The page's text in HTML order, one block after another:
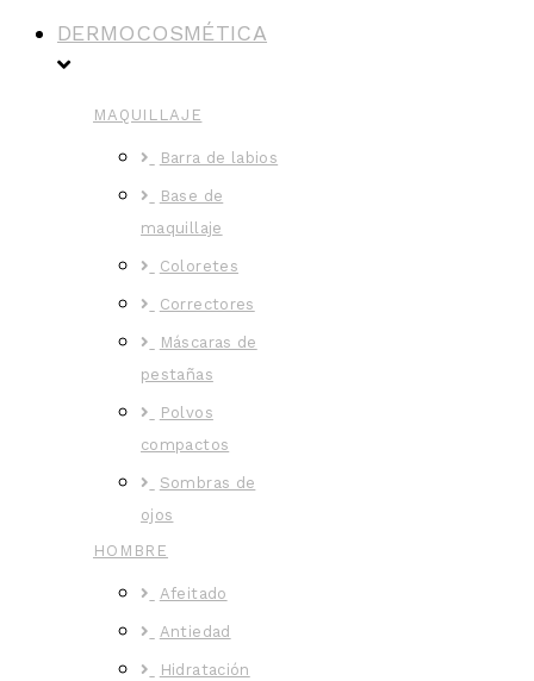
DERMOCOSMÉTICA
MAQUILLAJE
Barra de labios
Base de
maquillaje
Coloretes
Correctores
Máscaras de
pestañas
Polvos
compactos
Sombras de
ojos
HOMBRE
Afeitado
Antiedad
Hidratación